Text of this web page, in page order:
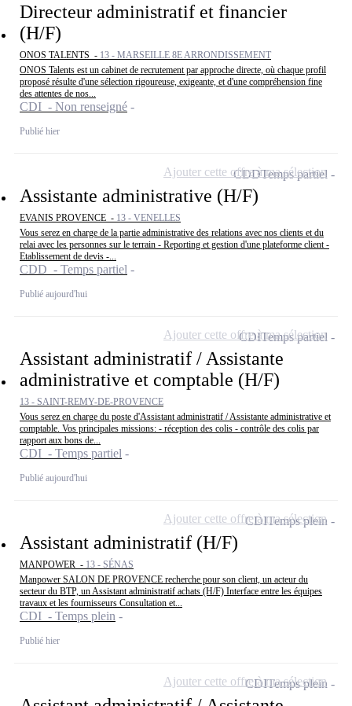
Directeur administratif et financier
(H/F)
ONOS TALENTS - 13 - MARSEILLE 8E ARRONDISSEMENT
ONOS Talents est un cabinet de recrutement par approche directe, où chaque profil
proposé résulte d'une sélection rigoureuse, exigeante, et d'une compréhension fine
des attentes de nos...
CDI - Non renseigné
Publié hier
Assistante administrative (H/F)
EVANIS PROVENCE - 13 - VENELLES
Vous serez en charge de la partie administrative des relations avec nos clients et du
relai avec les personnes sur le terrain - Reporting et gestion d'une plateforme client -
Etablissement de devis -...
CDD - Temps partiel
Publié aujourd'hui
CDDTemps partiel
Ajouter cette offre à ma sélection
Assistant administratif / Assistante
administrative et comptable (H/F)
13 - SAINT-REMY-DE-PROVENCE
Vous serez en charge du poste d'Assistant administratif / Assistante administrative et
comptable. Vos principales missions: - réception des colis - contrôle des colis par
rapport aux bons de...
CDI - Temps partiel
Publié aujourd'hui
CDITemps partiel
Ajouter cette offre à ma sélection
Assistant administratif (H/F)
MANPOWER - 13 - SÉNAS
Manpower SALON DE PROVENCE recherche pour son client, un acteur du
secteur du BTP, un Assistant administratif achats (H/F) Interface entre les équipes
travaux et les fournisseurs Consultation et...
CDI - Temps plein
Publié hier
CDITemps plein
Ajouter cette offre à ma sélection
CDITemps plein
Ajouter cette offre à ma sélection